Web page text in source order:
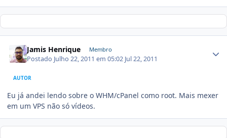
Jamis Henrique Membro
Postado Julho 22, 2011 em 05:02 Jul 22, 2011
AUTOR
Eu já andei lendo sobre o WHM/cPanel como root. Mais mexer
em um VPS não só vídeos.